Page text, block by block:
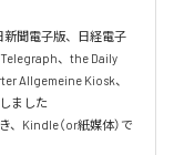
聞電子版、日経電子
、the Daily
Allgemeine Kiosk、
ました
Kindle（or紙媒体）で